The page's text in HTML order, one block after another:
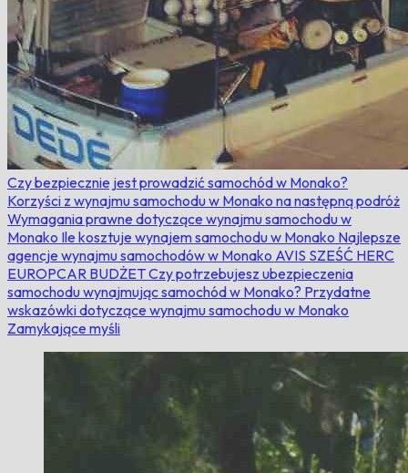
Czy bezpiecznie jest prowadzić samochód w Monako?
Korzyści z wynajmu samochodu w Monako na następną podróż
Wymagania prawne dotyczące wynajmu samochodu w
Monako Ile kosztuje wynajem samochodu w Monako Najlepsze
agencje wynajmu samochodów w Monako AVIS SZEŚĆ HERC
EUROPCAR BUDŻETCzy potrzebujesz ubezpieczenia
samochodu wynajmując samochód w Monako? Przydatne
wskazówki dotyczące wynajmu samochodu w Monako
Zamykające myśli